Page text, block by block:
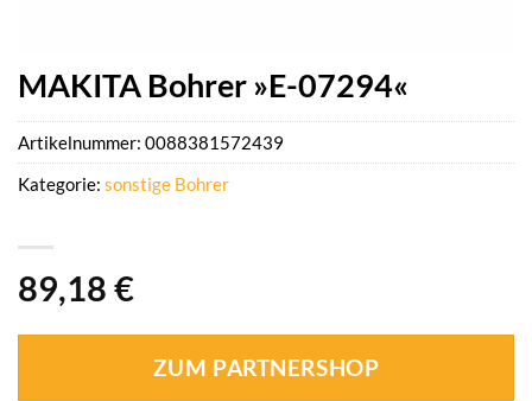
MAKITA Bohrer »E-07294«
89,18 €
ZUM PARTNERSHOP
Artikelnummer: 0088381572439
Kategorie: sonstige Bohrer